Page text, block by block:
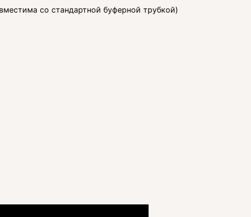
со стандартной буферной трубкой)